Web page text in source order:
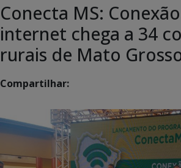
Conecta MS:
internet chega a 34
rurais de Mato
Compartilhar: